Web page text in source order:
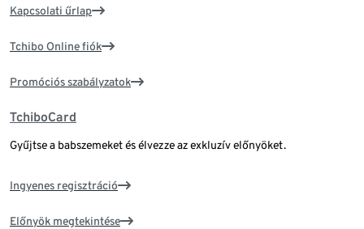
Kapcsolati űrlap
Tchibo Online fiók
Promóciós szabályzatok
TchiboCard
Gyűjtse a babszemeket és élvezze az exkluzív előnyöket.
Ingyenes regisztráció
Előnyök megtekintése